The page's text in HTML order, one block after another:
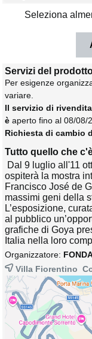
Seleziona
Servizi del
Per esigenze
variare.
Il servizio di
è aperto fino al 08/08/
Richiesta di cambio
Tutto quello che
Dal 9 luglio all'11
ospiterà la mostra
Francisco José de
massimi geni della
L’esposizione,
al pubblico
grafiche di Goya
Italia nella loro
Organizzatore:
Villa Fiorentino